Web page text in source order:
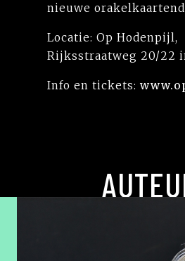
nieuwe
Locatie: Op Hodenpijl,
Rijksstraatweg 20/22
Info en tickets: